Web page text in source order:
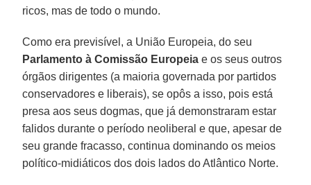
ricos, mas de todo o mundo.
Como era previsível, a União Europeia, do seu
Parlamento à Comissão Europeia e os seus outros
órgãos dirigentes (a maioria governada por partidos
conservadores e liberais), se opôs a isso, pois está
presa aos seus dogmas, que já demonstraram estar
falidos durante o período neoliberal e que, apesar de
seu grande fracasso, continua dominando os meios
político-midiáticos dos dois lados do Atlântico Norte.